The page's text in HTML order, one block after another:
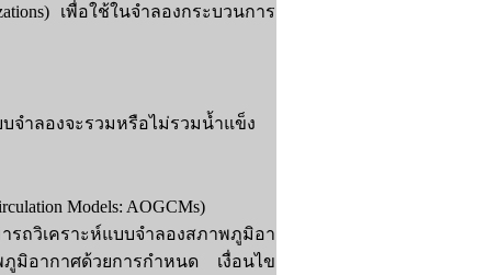
เพื่อใช้ในจำลองกระบวนการ
จำลองจะรวมหรือไม่รวมน้ำแข็ง
Models: AOGCMs)
ถวิเคราะห์แบบจำลองสภาพภูมิอา
มิอากาศด้วยการกำหนด เงื่อนไข